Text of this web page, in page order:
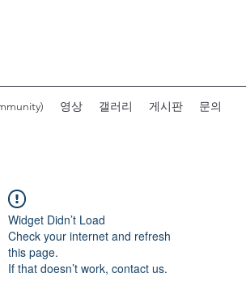
영상 갤러리 게시판 문의
Widget Didn’t Load
Check your internet and refresh
this page.
If that doesn’t work, contact us.